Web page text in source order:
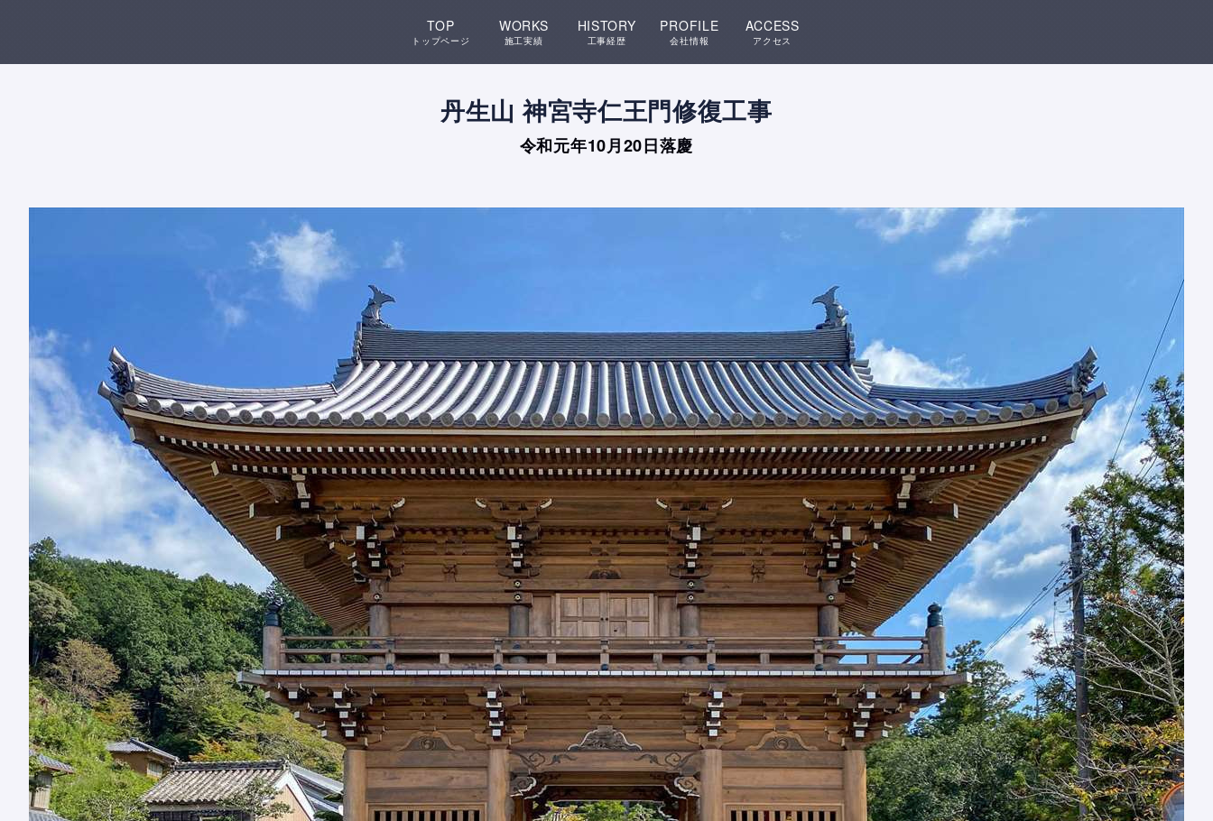
TOP
トップページ
WORKS
施工実績
HISTORY
工事経歴
PROFILE
会社情報
ACCESS
アクセス
丹生山 神宮寺仁王門修復工事
令和元年10月20日落慶